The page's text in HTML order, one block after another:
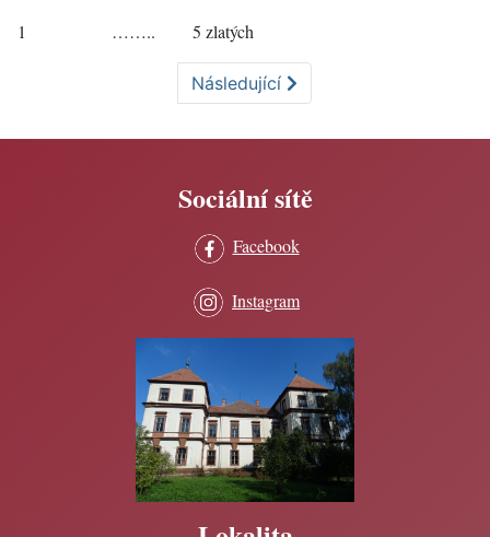
1 …….. 5 zlatých
Následující
Sociální sítě
Facebook
Instagram